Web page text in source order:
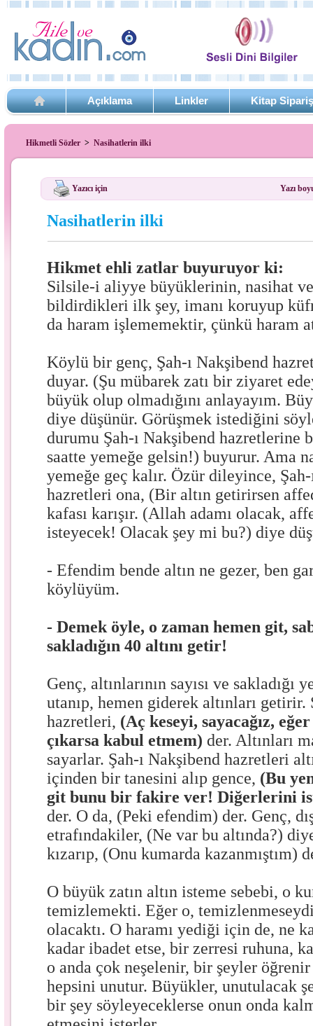
Açıklama Linkler Kitap
Hikmetli Sözler > Nasihatlerin ilki
Yazıcı için Yazı
Nasihatlerin ilki
Hikmet ehli zatlar buyuruyor ki:
Silsile-i aliyye büyüklerinin, nasihat
bildirdikleri ilk şey, imanı koruyup
da haram işlememektir, çünkü haram
Köylü bir genç, Şah-ı Nakşibend
duyar. (Şu mübarek zatı bir ziyaret
büyük olup olmadığını anlayayım.
diye düşünür. Görüşmek istediğini
durumu Şah-ı Nakşibend hazretlerine
saatte yemeğe gelsin!) buyurur. Ama
yemeğe geç kalır. Özür dileyince,
hazretleri ona, (Bir altın getirirsen
kafası karışır. (Allah adamı olacak,
isteyecek! Olacak şey mi bu?) diye
- Efendim bende altın ne gezer, ben
köylüyüm.
- Demek öyle, o zaman hemen git,
sakladığın 40 altını getir!
Genç, altınlarının sayısı ve sakladığı
utanıp, hemen giderek altınları getirir.
hazretleri, (Aç keseyi, sayacağız,
çıkarsa kabul etmem) der. Altınları
sayarlar. Şah-ı Nakşibend hazretleri
içinden bir tanesini alıp gence, (Bu
git bunu bir fakire ver! Diğerlerini
der. O da, (Peki efendim) der. Genç,
etrafındakiler, (Ne var bu altında?)
kızarıp, (Onu kumarda kazanmıştım)
O büyük zatın altın isteme sebebi, o
temizlemekti. Eğer o,
olacaktı. O haramı yediği için de, ne
kadar ibadet etse, bir zerresi ruhuna,
o anda çok neşelenir, bir şeyler öğrenir
hepsini unutur. Büyükler, unutulacak
bir şey söyleyeceklerse onun onda